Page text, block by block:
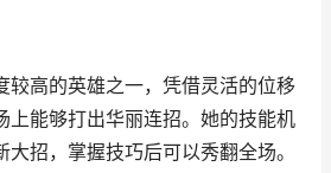
较高的英雄之一，凭借灵活的位移
上能够打出华丽连招。她的技能机
招，掌握技巧后可以秀翻全场。